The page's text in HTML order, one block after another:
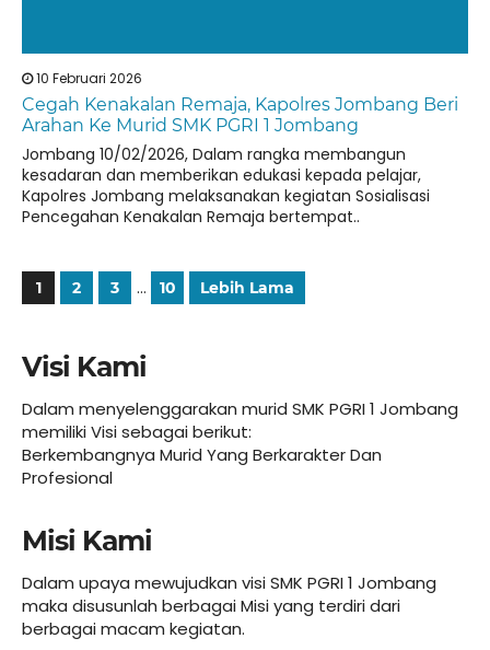
10 Februari 2026
Cegah Kenakalan Remaja, Kapolres Jombang Beri
Arahan Ke Murid SMK PGRI 1 Jombang
Jombang 10/02/2026, Dalam rangka membangun
kesadaran dan memberikan edukasi kepada pelajar,
Kapolres Jombang melaksanakan kegiatan Sosialisasi
Pencegahan Kenakalan Remaja bertempat..
1 2 3 … 10 Lebih Lama
Visi Kami
Dalam menyelenggarakan murid SMK PGRI 1 Jombang
memiliki Visi sebagai berikut:
Berkembangnya Murid Yang Berkarakter Dan
Profesional
Misi Kami
Dalam upaya mewujudkan visi SMK PGRI 1 Jombang
maka disusunlah berbagai Misi yang terdiri dari
berbagai macam kegiatan.